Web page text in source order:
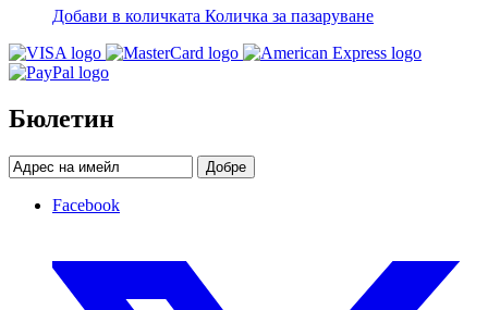
Добави в количката Количка за пазаруване
Бюлетин
Добре
Facebook